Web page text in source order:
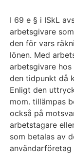
I 69 e § i ISkL
arbetsgivare
den för vars
lönen. Med
arbetsgivare
den tidpunkt då
Enligt den
mom. tillämpas
också på
arbetstagare
som betalas av